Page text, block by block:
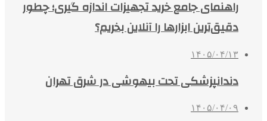
راهنمای جامع خرید تجهیزات اندازه گیری؛ چطور
دقیق‌ترین ابزارها را آنلاین بخریم؟
۱۴۰۵/۰۴/۱۳
دندانپزشکی تحت بیهوشی در شرق تهران
۱۴۰۵/۰۴/۰۹